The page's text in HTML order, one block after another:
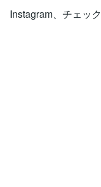
Instagram、チェッ